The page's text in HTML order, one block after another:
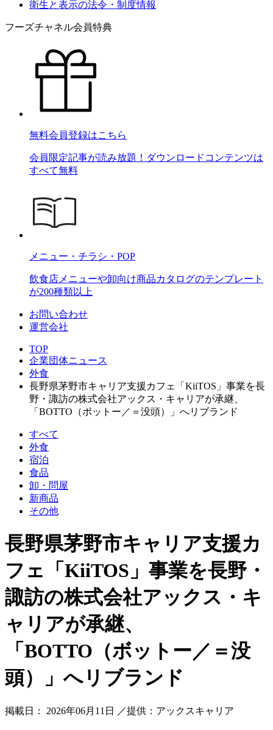
衛生と表示の法令・制度情報
フーズチャネル会員特典
無料会員登録はこちら
会員限定記事が読み放題！ダウンロードコンテンツは
すべて無料
メニュー・チラシ・POP
飲食店メニューや卸向け商品カタログのテンプレート
が200種類以上
お問い合わせ
運営会社
TOP
企業団体ニュース
外食
長野県茅野市キャリア支援カフェ「KiiTOS」事業を長
野・諏訪の株式会社アックス・キャリアが承継、
「BOTTO（ボットー／＝没頭）」へリブランド
すべて
外食
宿泊
食品
卸・問屋
新商品
その他
長野県茅野市キャリア支援カ
フェ「KiiTOS」事業を長野・
諏訪の株式会社アックス・キ
ャリアが承継、
「BOTTO（ボットー／＝没
頭）」へリブランド
掲載日： 2026年06月11日 ／提供：アックスキャリア